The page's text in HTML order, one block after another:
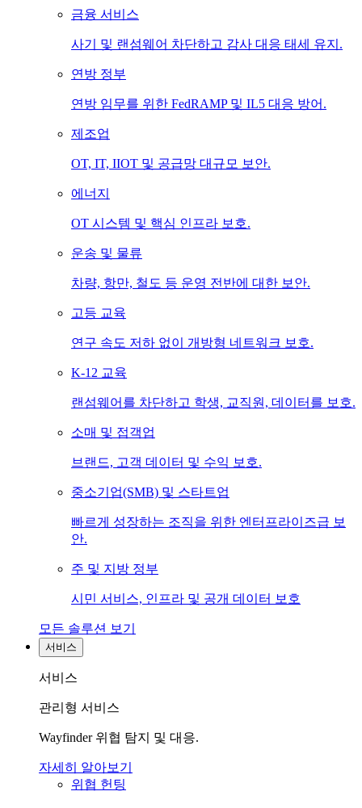
금융 서비스
사기 및 랜섬웨어 차단하고 감사 대응 태세 유지.
연방 정부
연방 임무를 위한 FedRAMP 및 IL5 대응 방어.
제조업
OT, IT, IIOT 및 공급망 대규모 보안.
에너지
OT 시스템 및 핵심 인프라 보호.
운송 및 물류
차량, 항만, 철도 등 운영 전반에 대한 보안.
고등 교육
연구 속도 저하 없이 개방형 네트워크 보호.
K-12 교육
랜섬웨어를 차단하고 학생, 교직원, 데이터를 보호.
소매 및 접객업
브랜드, 고객 데이터 및 수익 보호.
중소기업(SMB) 및 스타트업
빠르게 성장하는 조직을 위한 엔터프라이즈급 보
안.
주 및 지방 정부
시민 서비스, 인프라 및 공개 데이터 보호
모든 솔루션 보기
서비스
서비스
관리형 서비스
Wayfinder 위협 탐지 및 대응.
자세히 알아보기
위협 헌팅